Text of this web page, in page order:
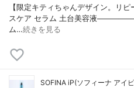
【限定キティちゃんデザイン。リ
スケア セラム 土台美容液
ム…続きを見る
SOFINA iP(ソフィーナ アイ